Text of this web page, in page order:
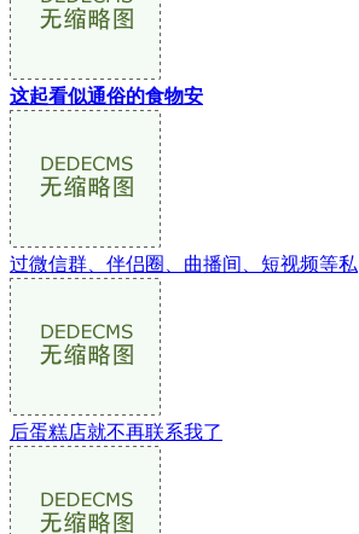
这起看似通俗的食物安
过微信群、伴侣圈、曲播间、短视频等私
后蛋糕店就不再联系我了